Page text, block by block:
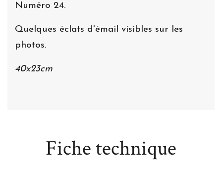
Numéro 24.
Quelques éclats d'émail visibles sur les
photos.
40x23cm
Fiche technique